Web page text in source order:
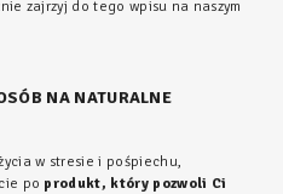
zajrzyj do tego wpisu na naszym
NA NATURALNE
w stresie i pośpiechu,
po produkt, który pozwoli Ci